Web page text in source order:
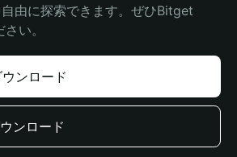
由に探索できます。ぜひBitget
い。
ンロード
ンロード